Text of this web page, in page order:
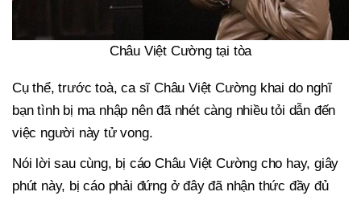
Châu Việt Cường tại tòa
Cụ thể, trước toà, ca sĩ Châu Việt Cường khai do nghĩ
bạn tình bị ma nhập nên đã nhét càng nhiều tỏi dẫn đến
việc người này tử vong.
Nói lời sau cùng, bị cáo Châu Việt Cường cho hay, giây
phút này, bị cáo phải đứng ở đây đã nhận thức đầy đủ